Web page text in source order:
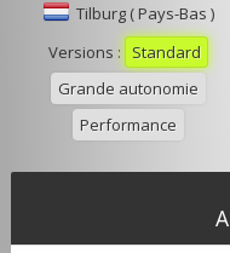
Tilburg ( Pays-Bas )
Versions :
Standard
Grande autonomie
Performance